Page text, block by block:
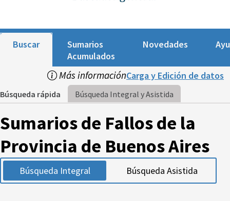
Buscar
Sumarios
Acumulados
Novedades
Más informaciónCarga y Edición de datos
Búsqueda rápida Búsqueda Integral y Asistida
Sumarios de Fallos de la
Provincia de Buenos Aires
Búsqueda Integral Búsqueda Asistida